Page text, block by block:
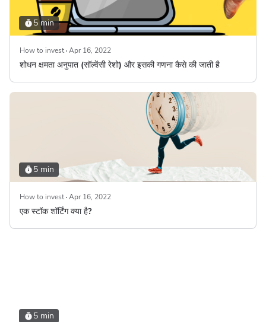
5 min
How to invest Apr 16, 2022
शोधन क्षमता अनुपात (सॉल्वेंसी रेशो) और इसकी गणना कैसे की जाती है
5 min
How to invest Apr 16, 2022
एक स्टॉक शॉर्टिंग क्या है?
5 min